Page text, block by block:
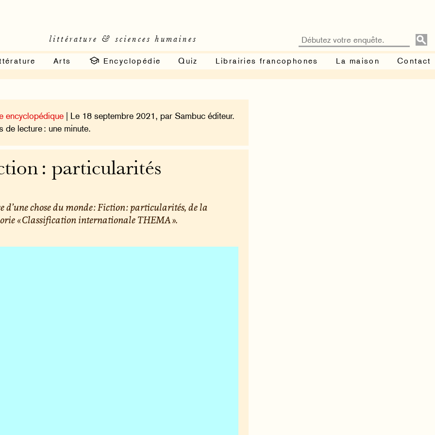
littérature & sciences humaines
Arts Encyclopédie Quiz Librairies francophones La maison Contact
encyclopédique | Le 18 septembre 2021, par Sambuc éditeur.
de lecture : une minute.
: particularités
d’une chose du monde : Fiction : particularités, de la
« Classification internationale THEMA ».